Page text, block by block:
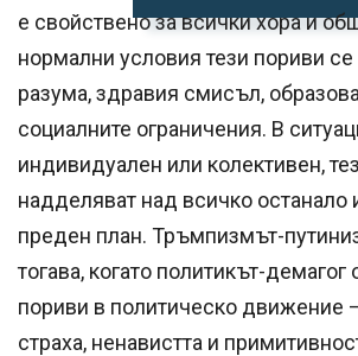
е свойствено за всички хора и
нормални условия тези пориви се
разума, здравия смисъл,
социалните ограничения. В
индивидуален или колективен,
надделяват над всичко останало
преден план. Тръмпизмът-
тогава, когато политикът-
пориви в политическо движение
страха, ненавистта и